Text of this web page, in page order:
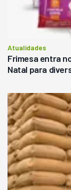
Atualidades
Frimesa entra
Natal para